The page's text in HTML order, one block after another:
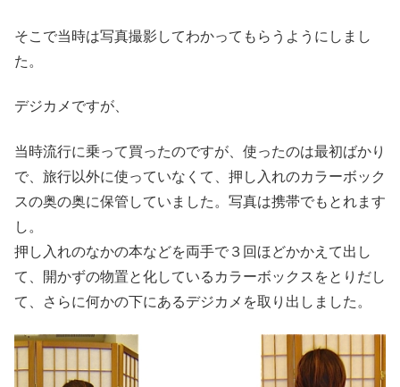
そこで当時は写真撮影してわかってもらうようにしまし
た。
デジカメですが、
当時流行に乗って買ったのですが、使ったのは最初ばかり
で、旅行以外に使っていなくて、押し入れのカラーボック
スの奥の奥に保管していました。写真は携帯でもとれます
し。
押し入れのなかの本などを両手で３回ほどかかえて出し
て、開かずの物置と化しているカラーボックスをとりだし
て、さらに何かの下にあるデジカメを取り出しました。